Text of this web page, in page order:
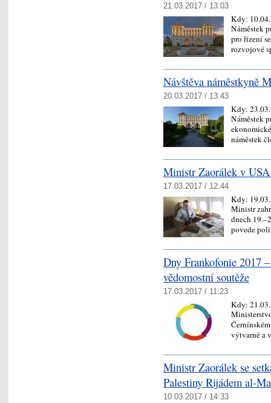
21.03.2017 / 13:03
Kdy:
Náměstek
pro řízení
rozvojové
Návštěva náměstkyně
20.03.2017 / 13:43
Kdy:
Náměstek
náměstek
Ministr Zaorálek v
17.03.2017 / 12:44
Kdy:
Ministr
dnech
povede
Dny Frankofonie 2017
vědomostní soutěže
17.03.2017 / 11:23
Kdy:
výtvarné a
Ministr Zaorálek se
Palestiny Rijádem al-
10.03.2017 / 14:33